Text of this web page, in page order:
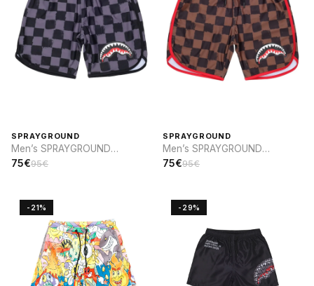
SPRAYGROUND
Men’s SPRAYGROUND
VANQUISH SWIM
75€95€
SPRAYGROUND
Men’s SPRAYGROUND
VANQUISH SWIM
75€95€
-21% -29%